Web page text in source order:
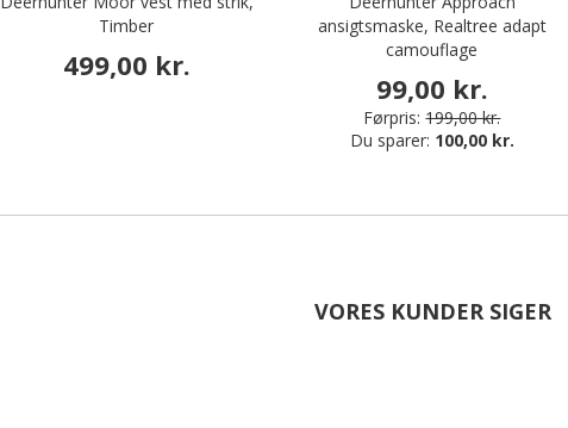
Timber
499,00 kr.
ansigtsmaske, Realtree adapt
camouflage
99,00 kr.
Førpris: 199,00 kr.
Du sparer: 100,00 kr.
VORES KUNDER SIGER